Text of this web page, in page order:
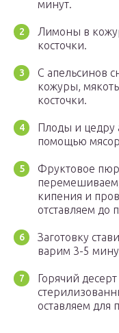
минут.
Лимоны в
косточки.
С апельсинов
кожуры,
косточки.
Плоды и цедру
помощью
Фруктовое
кипения и
отставляем до
Заготовку
варим 3-5
Горячий
оставляем для